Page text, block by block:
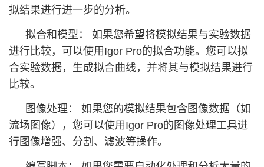
拟结果进行进一步的分析。
拟合和模型： 如果您希望将模拟结果与实验数据
进行比较，可以使用Igor Pro的拟合功能。您可以拟
合实验数据，生成拟合曲线，并将其与模拟结果进行
比较。
图像处理： 如果您的模拟结果包含图像数据（如
流场图像），您可以使用Igor Pro的图像处理工具进
行图像增强、分割、滤波等操作。